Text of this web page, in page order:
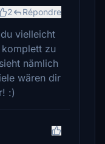
2 Répondre
vielleicht
komplett zu
nämlich
wären dir
:)